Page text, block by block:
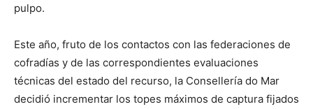
pulpo.
Este año, fruto de los contactos con las federaciones de
cofradías y de las correspondientes evaluaciones
técnicas del estado del recurso, la Consellería do Mar
decidió incrementar los topes máximos de captura fijados